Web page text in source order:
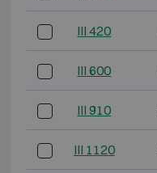
III 420
III 600
III 910
III 1120